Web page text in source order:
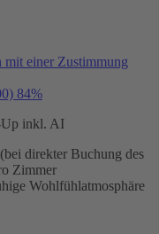
mit einer Zustimmung
84%
Up inkl. AI
direkter Buchung des
Zimmer
Wohlfühlatmosphäre